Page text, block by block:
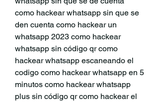
como hackear whatsapp sin que se
den cuenta como hackear un
whatsapp 2023 como hackear
whatsapp sin código qr como
hackear whatsapp escaneando el
codigo como hackear whatsapp en 5
minutos como hackear whatsapp
plus sin código qr como hackear el